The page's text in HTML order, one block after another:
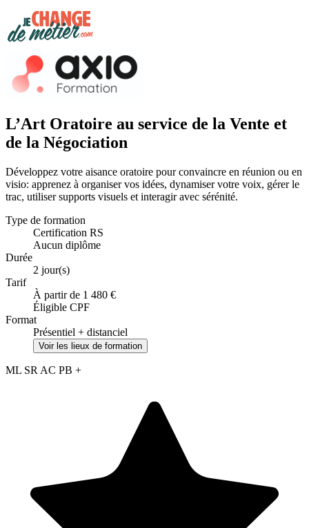
L’Art Oratoire au service de la Vente et
de la Négociation
Développez votre aisance oratoire pour convaincre en réunion ou en
visio: apprenez à organiser vos idées, dynamiser votre voix, gérer le
trac, utiliser supports visuels et interagir avec sérénité.
Type de formation
Certification RS
Aucun diplôme
Durée
2 jour(s)
Tarif
À partir de 1 480 €
Éligible CPF
Format
Présentiel + distanciel
Voir les lieux de formation
ML SR AC PB +